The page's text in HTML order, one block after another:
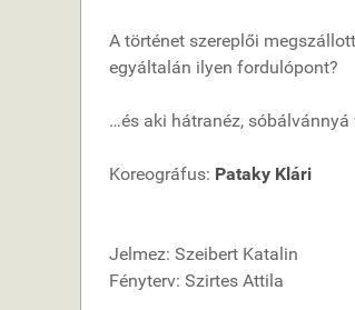
A történet szereplői
egyáltalán ilyen fordulópont?
…és aki hátranéz, sóbálvánnyá
Koreográfus: Pataky Klári
Jelmez: Szeibert Katalin
Fényterv: Szirtes Attila